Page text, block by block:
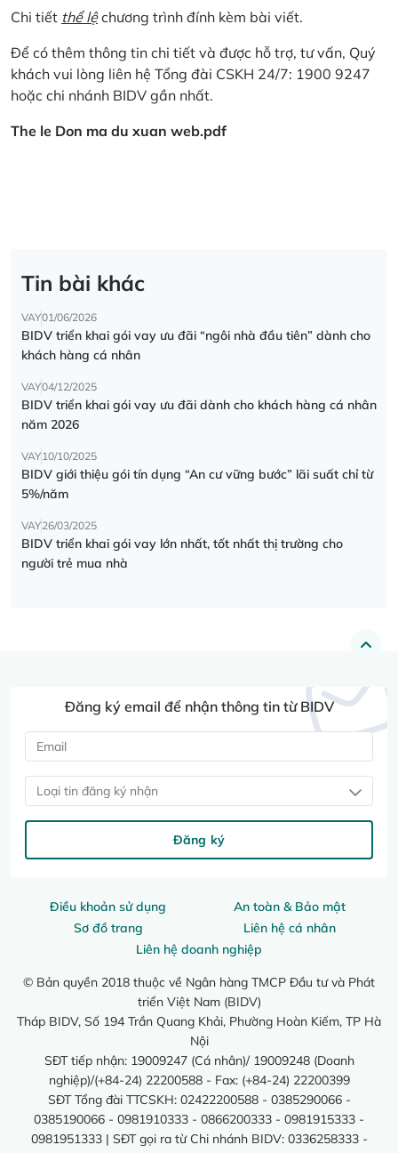
Chi tiết thể lệchương trình đính kèm bài viết.
Để có thêm thông tin chi tiết và được hỗ trợ, tư vấn, Quý
khách vui lòng liên hệ Tổng đài CSKH 24/7: 1900 9247
hoặc chi nhánh BIDV gần nhất.
The le Don ma du xuan web.pdf
Tin bài khác
VAY01/06/2026
BIDV triển khai gói vay ưu đãi “ngôi nhà đầu tiên” dành cho
khách hàng cá nhân
VAY04/12/2025
BIDV triển khai gói vay ưu đãi dành cho khách hàng cá nhân
năm 2026
VAY10/10/2025
BIDV giới thiệu gói tín dụng “An cư vững bước” lãi suất chỉ từ
5%/năm
VAY26/03/2025
BIDV triển khai gói vay lớn nhất, tốt nhất thị trường cho
người trẻ mua nhà
Điều khoản sử dụng
An toàn & Bảo mật
Sơ đồ trang
Liên hệ cá nhân
Liên hệ doanh nghiệp
© Bản quyền 2018 thuộc về Ngân hàng TMCP Đầu tư và Phát
triển Việt Nam (BIDV)
Tháp BIDV, Số 194 Trần Quang Khải, Phường Hoàn Kiếm, TP Hà
Nội
SĐT tiếp nhận: 19009247 (Cá nhân)/ 19009248 (Doanh
nghiệp)/(+84-24) 22200588 - Fax: (+84-24) 22200399
SĐT Tổng đài TTCSKH: 02422200588 - 0385290066 -
0385190066 - 0981910333 - 0866200333 - 0981915333 -
0981951333 | SĐT gọi ra từ Chi nhánh BIDV: 0336258333 -
Đăng ký email để nhận thông tin từ BIDV
Loại tin đăng ký nhận
Đăng ký